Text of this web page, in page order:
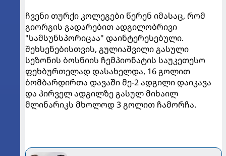
ჩვენი თურქი კოლეგები წერენ იმასაც, რომ
გიორგის გადარებით ადგილობრივი
"სამსუნსპორიცაა" დაინტერესებული.
შეხსენებისთვის, გულიაშვილი გასული
სეზონის ბოსნიის ჩემპიონატის საუკეთესო
ფეხბურთელად დასახელდა, 16 გოლით
ბომბარდირთა დავაში მე-2 ადგილი დაიკავა
და პირველ ადგილზე გასულ მიხაილ
მლინარიკს მხოლოდ 3 გოლით ჩამორჩა.